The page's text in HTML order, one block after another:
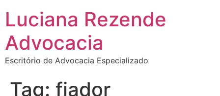
Luciana Rezende
Advocacia
Escritório de Advocacia Especializado
Tag: fiador